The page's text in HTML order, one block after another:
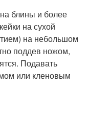
блины и более
на сухой
на небольшом
поддев ножом,
Подавать
или кленовым